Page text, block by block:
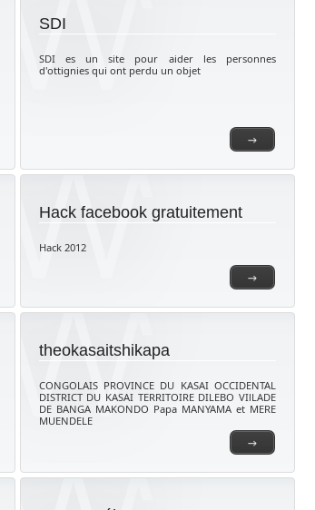
→
SDI
SDI es un site pour aider les personnes
d'ottignies qui ont perdu un objet
→
Hack facebook gratuitement
Hack 2012
→
theokasaitshikapa
CONGOLAIS PROVINCE DU KASAI OCCIDENTAL
DISTRICT DU KASAI TERRITOIRE DILEBO VIlLADE
DE BANGA MAKONDO Papa MANYAMA et MERE
MUENDELE